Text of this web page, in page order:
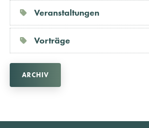
Veranstaltungen
Vorträge
ARCHIV